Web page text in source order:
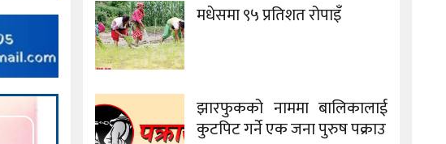
मधेसमा ९५ प्रतिशत रोपाइँ
झारफुकको नाममा बालिकालाई
कुटपिट गर्ने एक जना पुरुष पक्राउ